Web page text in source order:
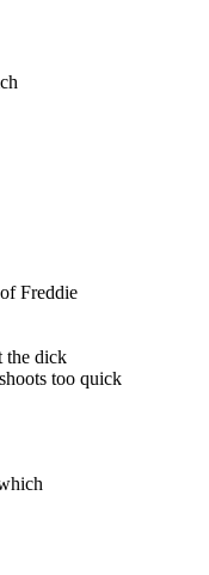
Freddie
the dick
too quick